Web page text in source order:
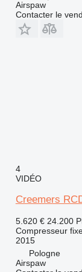
Airspaw
Contacter le
4
VIDÉO
Creemers
5.620 € 24.200
Compresseur
2015
Pologne
Airspaw